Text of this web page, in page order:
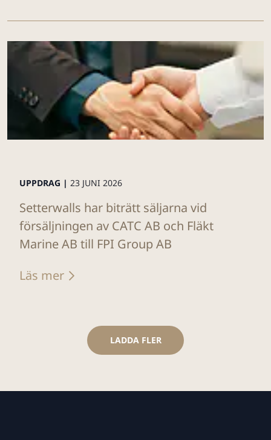
UPPDRAG | 23 JUNI 2026
Setterwalls har biträtt säljarna vid
försäljningen av CATC AB och Fläkt
Marine AB till FPI Group AB
Läs mer
LADDA FLER